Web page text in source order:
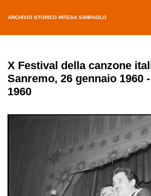
ARCHIVIO STORICO INTESA SANPAOLO
X Festival della canzone
Sanremo, 26 gennaio 1960
1960